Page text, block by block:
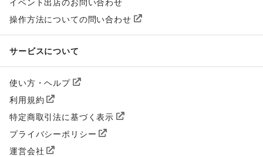
操作方法についての問い合わせ
サービスについて
使い方・ヘルプ
利用規約
特定商取引法に基づく表示
プライバシーポリシー
運営会社